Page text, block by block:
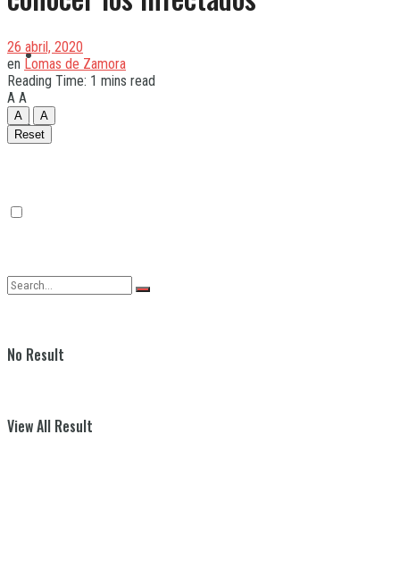
Quilmes
Varela
No Result
View All Result
26 abril, 2020
en Lomas de Zamora
Reading Time: 1 mins read
A A
A
A
Reset